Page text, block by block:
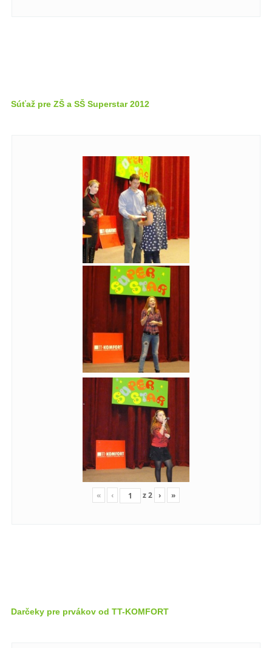
Súťaž pre ZŠ a SŠ Superstar 2012
« ‹ z2 › »
Darčeky pre prvákov od TT-KOMFORT